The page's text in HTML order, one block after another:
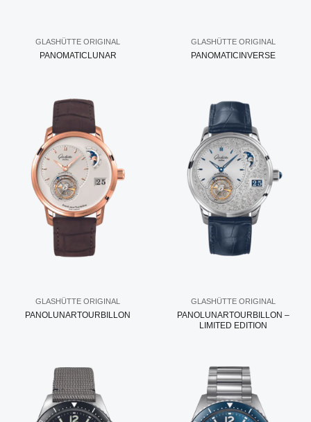
GLASHÜTTE ORIGINAL
PANOMATICLUNAR
GLASHÜTTE ORIGINAL
PANOMATICINVERSE
GLASHÜTTE ORIGINAL
PANOLUNARTOURBILLON
GLASHÜTTE ORIGINAL
PANOLUNARTOURBILLON –
LIMITED EDITION